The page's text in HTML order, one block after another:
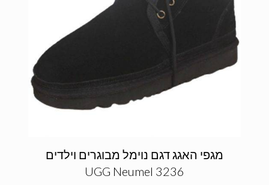
מגפי האגג דגם נוימל מבוגרים וילדים
UGG Neumel 3236